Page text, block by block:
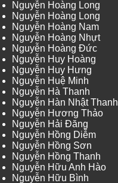
Nguyễn Hoàng Long
Nguyễn Hoàng Long
Nguyễn Hoàng Nam
Nguyễn Hoàng Nhựt
Nguyễn Hoàng Đức
Nguyễn Huy Hoàng
Nguyễn Huy Hưng
Nguyễn Huệ Minh
Nguyễn Hà Thanh
Nguyễn Hàn Nhật Thanh
Nguyễn Hương Thảo
Nguyễn Hải Đăng
Nguyễn Hồng Diễm
Nguyễn Hồng Sơn
Nguyễn Hồng Thanh
Nguyễn Hữu Anh Hào
Nguyễn Hữu Bình